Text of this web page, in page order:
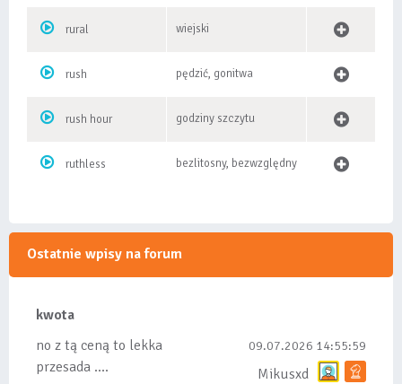
rural wiejski
rush pędzić, gonitwa
rush hour godziny szczytu
ruthless bezlitosny, bezwzględny
Ostatnie wpisy na forum
kwota
no z tą ceną to lekka
przesada ....
09.07.2026 14:55:59
Mikusxd